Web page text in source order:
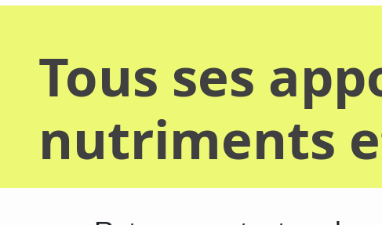
Tous ses
nutriments